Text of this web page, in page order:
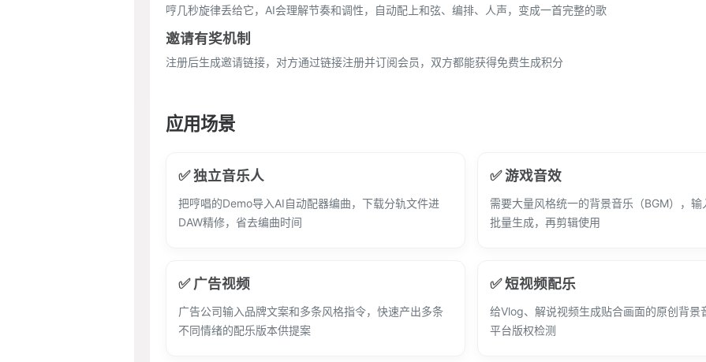
哼几秒旋律丢给它，AI会理解节奏和调性，自动配上和弦、编排、人声，变成一首完整的歌
邀请有奖机制
注册后生成邀请链接，对方通过链接注册并订阅会员，双方都能获得免费生成积分
应用场景
✅ 独立音乐人
把哼唱的Demo导入AI自动配器编曲，下载分轨文件进
DAW精修，省去编曲时间
✅ 游戏音效
需要大量风格统一的背景音乐（BGM），输
批量生成，再剪辑使用
✅ 广告视频
广告公司输入品牌文案和多条风格指令，快速产出多条
不同情绪的配乐版本供提案
✅ 短视频配乐
给Vlog、解说视频生成贴合画面的原创背景
平台版权检测